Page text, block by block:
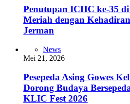
Penutupan ICHC ke-35
Meriah dengan
Jerman
News
Mei 21, 2026
Pesepeda Asing Gowes
Dorong Budaya
KLIC Fest 2026